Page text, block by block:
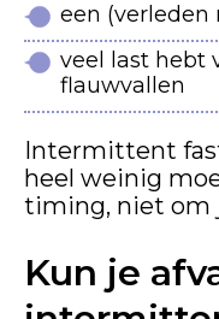
een
veel last hebt
flauwvallen
Intermittent
heel weinig
timing, niet om
Kun je